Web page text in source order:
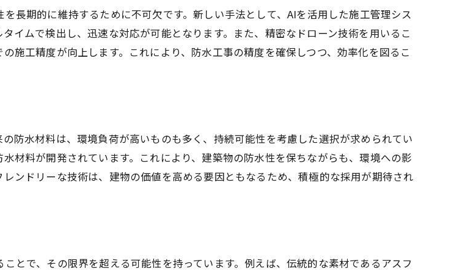
材料の選定基準
視点からのメンテナンス計画
数を延ばすための施工法
向上に向けた材料の進化
術の革新とその効果
久試験の重要性
的な保護に寄与する防水工事の進化
長期的に維持するために不可欠です。新しい手法として、AIを活用した施工管理シス
イムで検出し、迅速な対応が可能となります。また、精密なドローン技術を用いるこ
施工精度が向上します。これにより、防水工事の精度を確保しつつ、効率化を図るこ
防水材料は、環境負荷が高いものも多く、持続可能性を考慮した選択が求められてい
材料が開発されています。これにより、建築物の防水性を保ちながらも、環境への影
ンドリーな技術は、建物の価値を高める要因ともなるため、積極的な採用が期待され
とで、その限界を超える可能性を持っています。例えば、伝統的な素材であるアスフ